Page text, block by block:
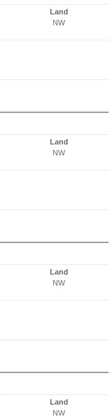
Land
NW
Land
NW
Land
NW
Land
NW